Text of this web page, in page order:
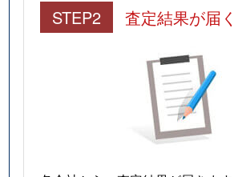
STEP2 査定結果が届く